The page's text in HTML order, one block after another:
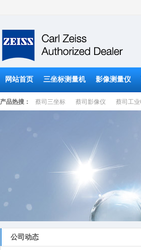
网站首页 三坐标测量机 影像测量仪
产品热搜： 蔡司三坐标 蔡司影像仪 蔡司工业
公司动态